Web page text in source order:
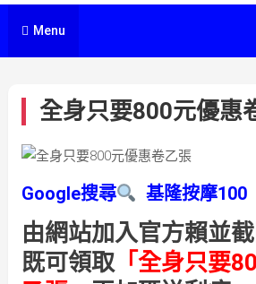
Menu
全身只要800元優惠
Google搜尋 基隆按摩100
由網站加入官方賴並
既可領取「全身只要